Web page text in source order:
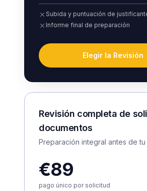
Subida y puntuación de
Informe final de preparación
Elegir la Revisión
Revisión completa de
documentos
Preparación integral antes de tu
€89
pago único por solicitud